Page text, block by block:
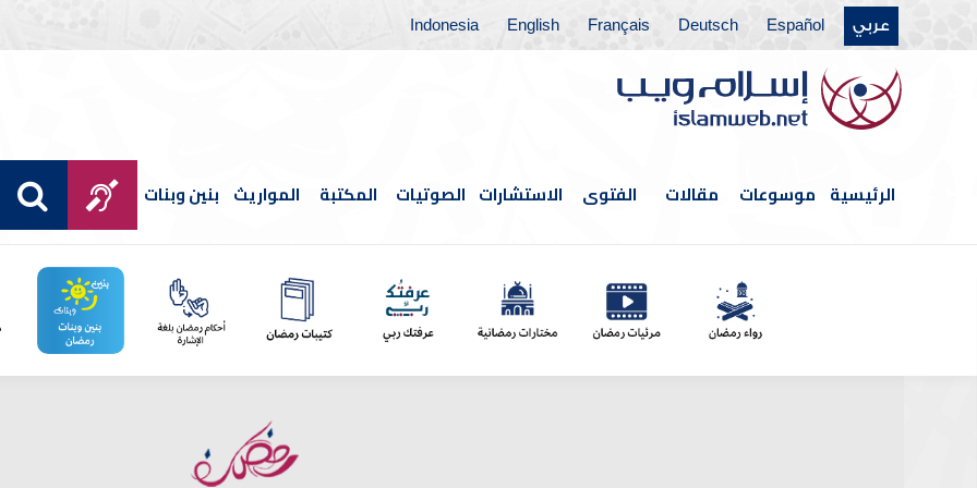
عربي Español
Deutsch
Français
English
Indonesia
الرئيسية موسوعات مقالات الفتوى الاستشارات الصوتيات المكتبة المواريث بنين وبنات